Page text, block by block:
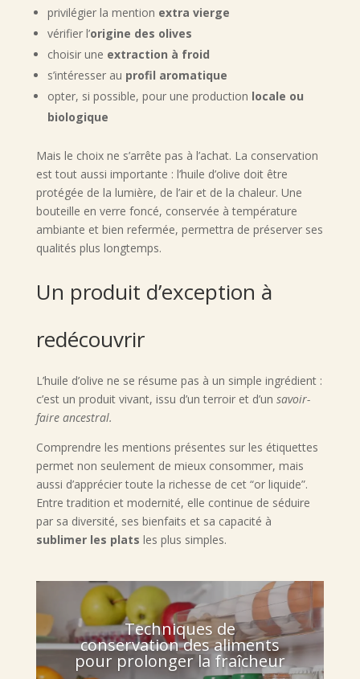
privilégier la mention extra vierge
vérifier l’origine des olives
choisir une extraction à froid
s’intéresser au profil aromatique
opter, si possible, pour une production locale ou
biologique
Mais le choix ne s’arrête pas à l’achat. La conservation
est tout aussi importante : l’huile d’olive doit être
protégée de la lumière, de l’air et de la chaleur. Une
bouteille en verre foncé, conservée à température
ambiante et bien refermée, permettra de préserver ses
qualités plus longtemps.
Un produit d’exception à
redécouvrir
L’huile d’olive ne se résume pas à un simple ingrédient :
c’est un produit vivant, issu d’un terroir et d’un savoir-
faire ancestral.
Comprendre les mentions présentes sur les étiquettes
permet non seulement de mieux consommer, mais
aussi d’apprécier toute la richesse de cet “or liquide”.
Entre tradition et modernité, elle continue de séduire
par sa diversité, ses bienfaits et sa capacité à
sublimer les plats les plus simples.
Techniques de
conservation des aliments
pour prolonger la fraîcheur